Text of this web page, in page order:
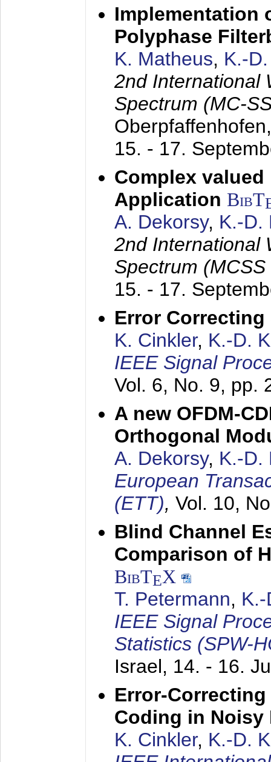
Implementation
Polyphase
K. Matheus, K.-
2nd International
Spectrum (MC-
15. - 17.
Complex valued
Application BibT
A. Dekorsy, K.-D.
2nd International
Spectrum
15. - 17.
Error
K. Cinkler, K.-D.
IEEE Signal
Vol. 6, No. 9, pp.
A new OFDM-
Orthogonal
A. Dekorsy, K.-D.
European
(ETT), Vol. 10,
Blind Channel
Comparison of
BibTEX
T. Petermann,
IEEE Signal
Statistics (SPW-
Israel, 14. - 16.
Error-
Coding in Noisy
K. Cinkler, K.-D.